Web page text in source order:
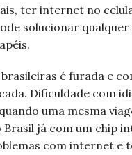
ter internet no
solucionar
é furada e
Dificuldade com
uma mesma
Brasil já com um chip
com internet e